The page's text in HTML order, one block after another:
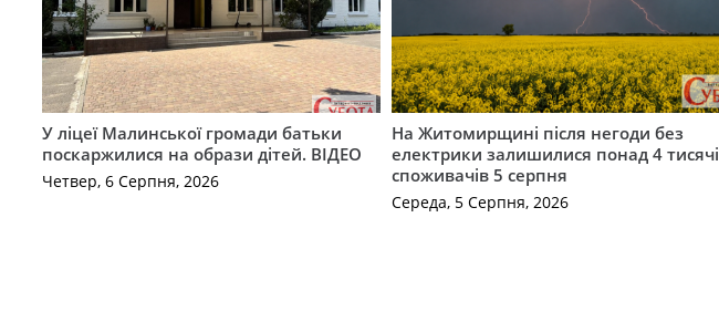
У ліцеї Малинської громади батьки
поскаржилися на образи дітей. ВІДЕО
Четвер, 6 Серпня, 2026
На Житомирщині після негоди без
електрики залишилися понад 4 тисячі
споживачів 5 серпня
Середа, 5 Серпня, 2026